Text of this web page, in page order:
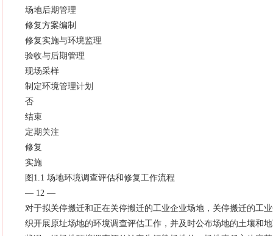
场地后期管理
修复方案编制
修复实施与环境监理
验收与后期管理
现场采样
制定环境管理计划
否
结束
定期关注
修复
实施
图1.1 场地环境调查评估和修复工作流程
— 12 —
对于拟关停搬迁和正在关停搬迁的工业企业场地，关停搬迁的工
织开展原址场地的环境调查评估工作，并及时公布场地的土壤和